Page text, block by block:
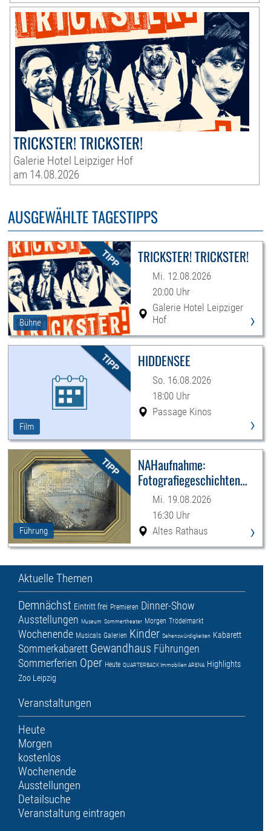
TRICKSTER! TRICKSTER!
Galerie Hotel Leipziger Hof
am 14.08.2026
AUSGEWÄHLTE TAGESTIPPS
Bühne
TRICKSTER! TRICKSTER!
Mi. 12.08.2026
20:00 Uhr
Galerie Hotel Leipziger
Hof
›
Film
HIDDENSEE
So. 16.08.2026
18:00 Uhr
Passage Kinos
›
Führung
NAHaufnahme:
Fotografiegeschichten
Leipzigs
Mi. 19.08.2026
16:30 Uhr
Altes Rathaus
›
Aktuelle Themen
Demnächst Eintritt frei Premieren Dinner-Show
Ausstellungen Museum Sommertheater Morgen Trödelmarkt
Wochenende Musicals Galerien Kinder Sehenswürdigkeiten Kabarett
Sommerkabarett Gewandhaus Führungen
Sommerferien Oper Heute QUARTERBACK Immobilien ARENA Highlights
Zoo Leipzig
Veranstaltungen
Heute
Morgen
kostenlos
Wochenende
Ausstellungen
Detailsuche
Veranstaltung eintragen